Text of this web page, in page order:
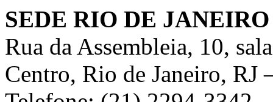
SEDE RIO DE JANEIRO
Rua da Assembleia, 10,
Centro, Rio de Janeiro, RJ